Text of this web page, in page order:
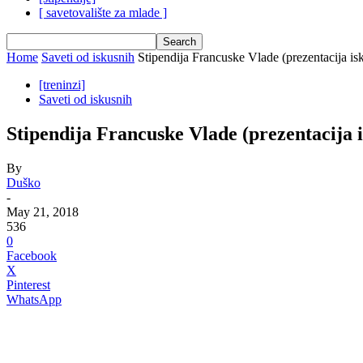
[ savetovalište za mlade ]
Home Saveti od iskusnih Stipendija Francuske Vlade (prezentacija
[treninzi]
Saveti od iskusnih
Stipendija Francuske Vlade (prezentacija
By
Duško
-
May 21, 2018
536
0
Facebook
X
Pinterest
WhatsApp